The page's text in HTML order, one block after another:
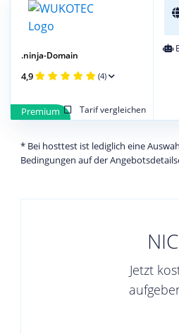
Premium Tarif vergleichen
.ninja-Domain
4,9 (4)
* Bei hosttest ist lediglich eine
Bedingungen auf der
Jetzt